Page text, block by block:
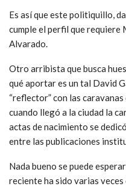
Es así que este politiquillo,
cumple el perfil que requiere
Alvarado.
Otro arribista que busca
qué aportar es un tal David
“reflector” con las
cuando llegó a la ciudad la
actas de nacimiento se
entre las publicaciones
Nada bueno se puede
reciente ha sido varias